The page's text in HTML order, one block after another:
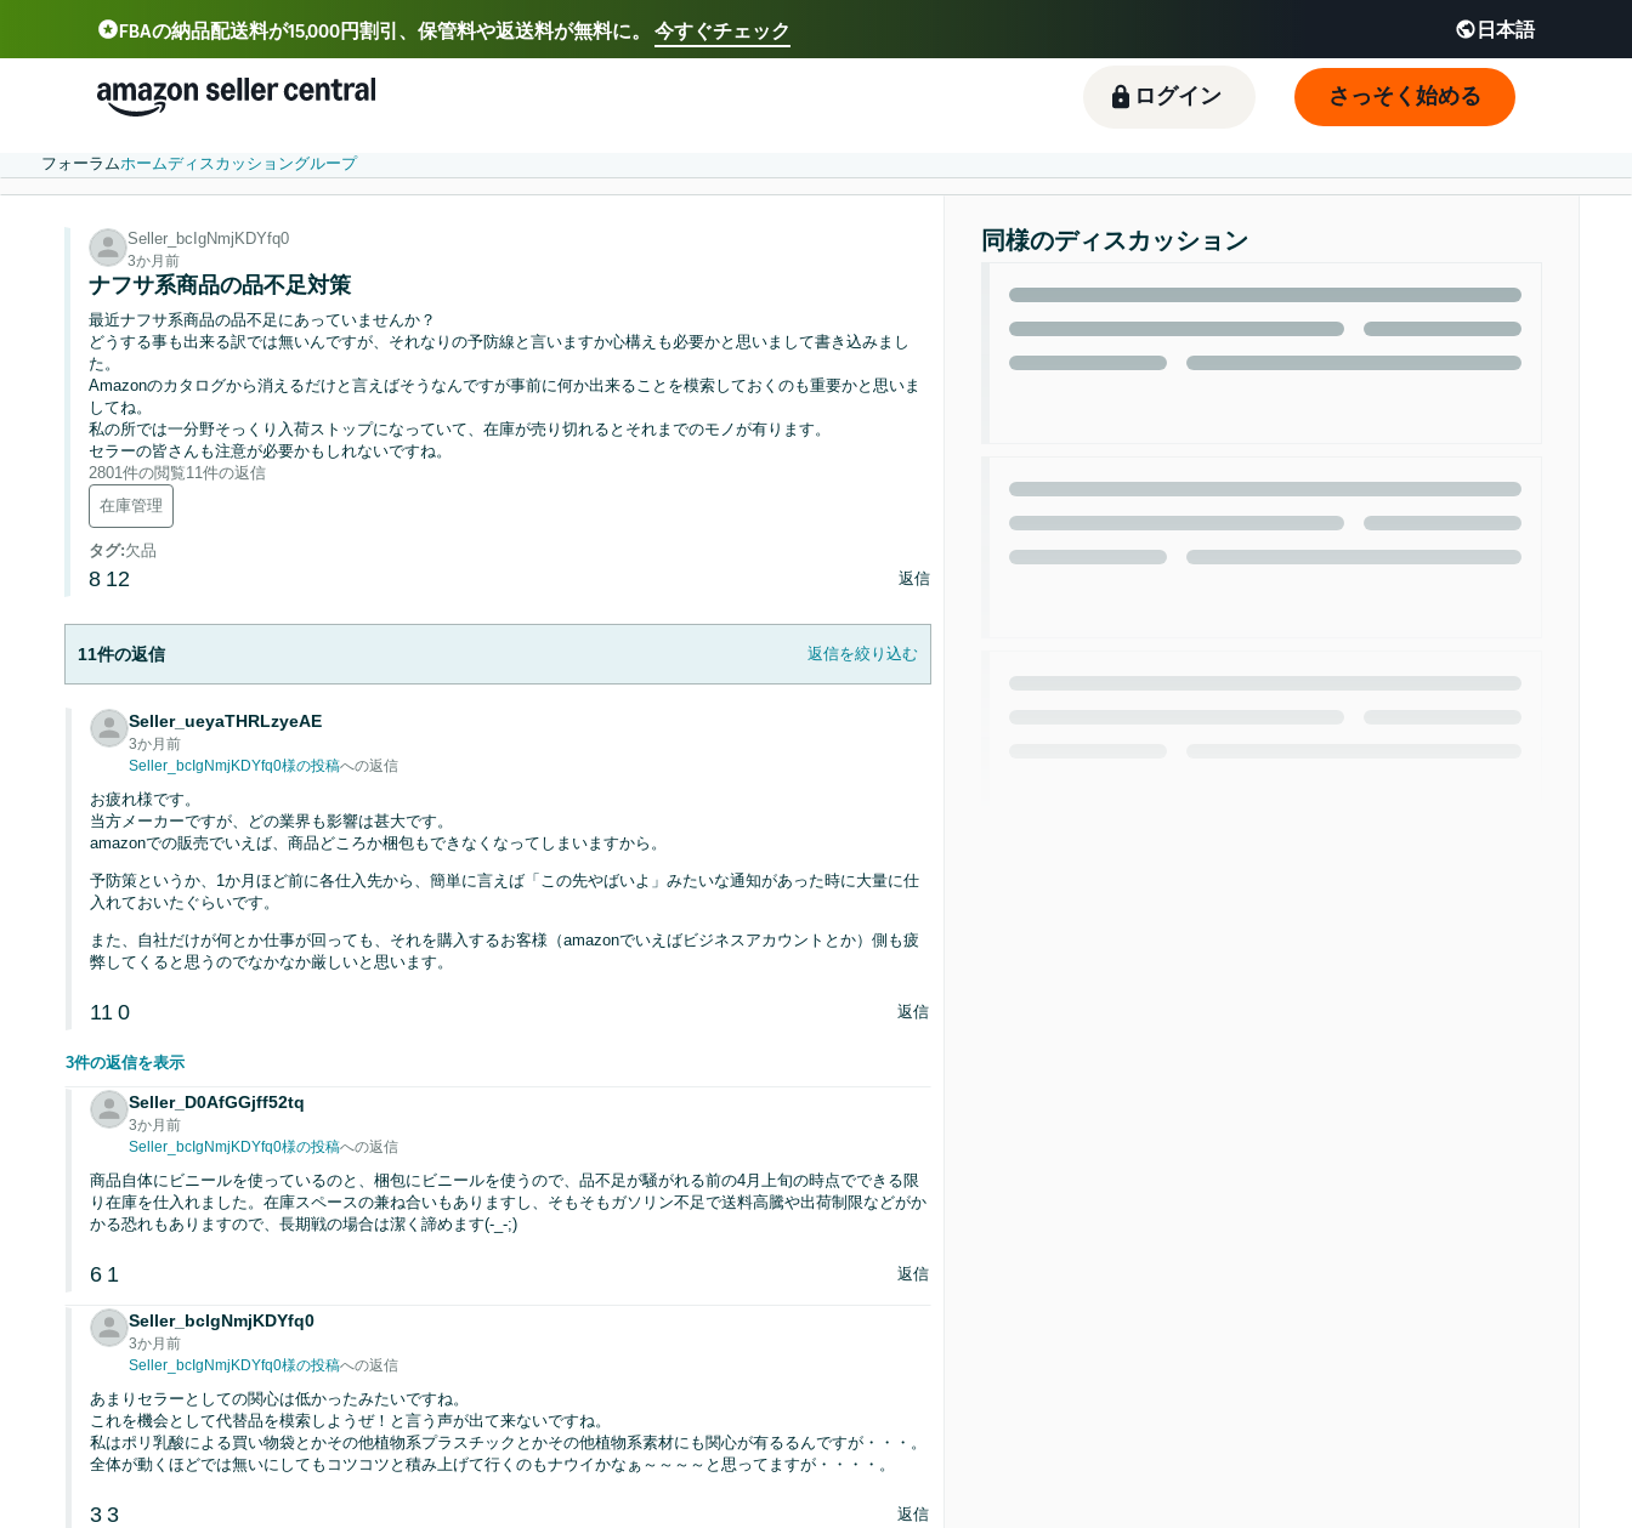
FBAの納品配送料が15,000円割引、保管料や返送料が無料に。 今すぐチェック 日本語
Select your preferred language
中文 - CN Deutsch - DE 日本語 - JP English - JP
ログイン さっそく始める
フォーラムホームディスカッショングループ
Seller_bcIgNmjKDYfq0
3か月前
ナフサ系商品の品不足対策
最近ナフサ系商品の品不足にあっていませんか？
どうする事も出来る訳では無いんですが、それなりの予防線と言いますか心構えも必要かと思いまして書き込みまし
た。
Amazonのカタログから消えるだけと言えばそうなんですが事前に何か出来ることを模索しておくのも重要かと思いま
してね。
私の所では一分野そっくり入荷ストップになっていて、在庫が売り切れるとそれまでのモノが有ります。
セラーの皆さんも注意が必要かもしれないですね。
2801件の閲覧11件の返信
在庫管理
タグ:欠品
8 12 返信
11件の返信 返信を絞り込む
Seller_ueyaTHRLzyeAE
3か月前
Seller_bcIgNmjKDYfq0様の投稿への返信
お疲れ様です。
当方メーカーですが、どの業界も影響は甚大です。
amazonでの販売でいえば、商品どころか梱包もできなくなってしまいますから。
予防策というか、1か月ほど前に各仕入先から、簡単に言えば「この先やばいよ」みたいな通知があった時に大量に仕
入れておいたぐらいです。
また、自社だけが何とか仕事が回っても、それを購入するお客様（amazonでいえばビジネスアカウントとか）側も疲
弊してくると思うのでなかなか厳しいと思います。
11 0 返信
3件の返信を表示
Seller_D0AfGGjff52tq
3か月前
Seller_bcIgNmjKDYfq0様の投稿への返信
商品自体にビニールを使っているのと、梱包にビニールを使うので、品不足が騒がれる前の4月上旬の時点でできる限
り在庫を仕入れました。在庫スペースの兼ね合いもありますし、そもそもガソリン不足で送料高騰や出荷制限などがか
かる恐れもありますので、長期戦の場合は潔く諦めます(-_-;)
6 1 返信
Seller_bcIgNmjKDYfq0
3か月前
Seller_bcIgNmjKDYfq0様の投稿への返信
あまりセラーとしての関心は低かったみたいですね。
これを機会として代替品を模索しようぜ！と言う声が出て来ないですね。
私はポリ乳酸による買い物袋とかその他植物系プラスチックとかその他植物系素材にも関心が有るるんですが・・・。
全体が動くほどでは無いにしてもコツコツと積み上げて行くのもナウイかなぁ～～～～と思ってますが・・・・。
3 3 返信
同様のディスカッション